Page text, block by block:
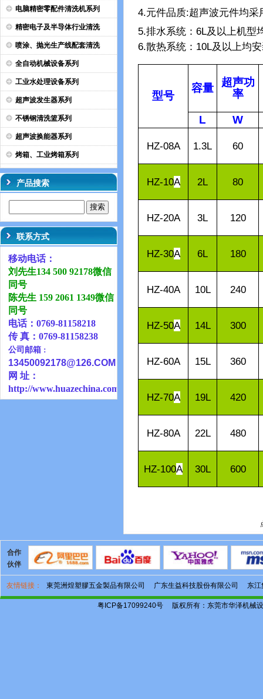
电脑精密零配件清洗机系列
精密电子及半导体行业清洗
喷涂、抛光生产线配套清洗
全自动机械设备系列
工业水处理设备系列
超声波发生器系列
不锈钢清洗篮系列
超声波换能器系列
烤箱、工业烤箱系列
产品搜索
联系方式
移动电话：
刘先生134 500 92178微信
同号
陈先生 159 2061 1349微信
同号
电话：0769-81158218
传 真：0769-81158238
公司邮箱 ：
13450092178@126.COM
网 址：
http://www.huazechina.com.cn
4.元件品质:超声波元件均采
5.排水系统： 6L及以上机型
6.散热系统： 10L及以上均
型号
容量
超声功
率
L W
HZ-08A 1.3L 60
HZ-10A 2L 80
HZ-20A 3L 120
HZ-30A 6L 180
HZ-40A 10L 240
HZ-50A 14L 300
HZ-60A 15L 360
HZ-70A 19L 420
HZ-80A 22L 480
HZ-100A 30L 600
合作
伙伴
友情链接： 東莞洲煌塑膠五金製品有限公司 广东生益科技股份有限公司 东江
粤ICP备17099240号 版权所有：东莞市华泽机械